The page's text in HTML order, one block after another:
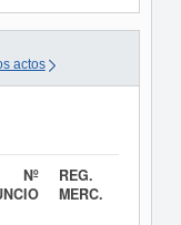
actos
Nº
REG.
MERC.